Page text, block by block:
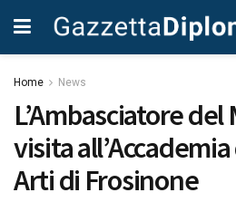
Home News
L’Ambasciatore del
visita
Arti di Frosinone